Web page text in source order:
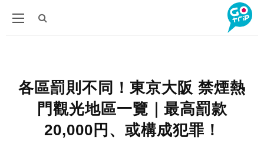
各區罰則不同！東京大阪 禁煙熱
門觀光地區一覽｜最高罰款
20,000円、或構成犯罪！